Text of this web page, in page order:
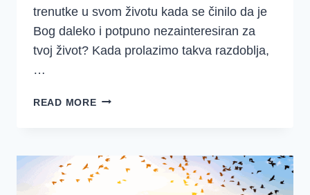
trenutke u svom životu kada se činilo da je
Bog daleko i potpuno nezainteresiran za
tvoj život? Kada prolazimo takva razdoblja,
…
READ MOREDJD
–
SREDSTVA